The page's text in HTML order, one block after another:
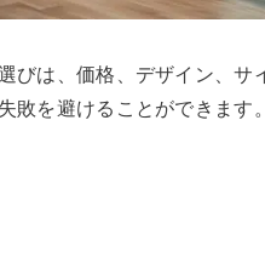
びは、価格、デザイン、サ
敗を避けることができます